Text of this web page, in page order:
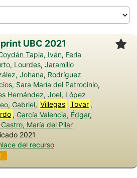
UBC 2021
Tapia, Iván, Feria
Lourdes, Jaramillo
Johana, Rodríguez
Sara María del Patrocinio,
Hernández, Joel, López
Gabriel, Villegas Tovar ,
,García Valencia, Édgar,
Castro, María del Pilar
2021
del recurso